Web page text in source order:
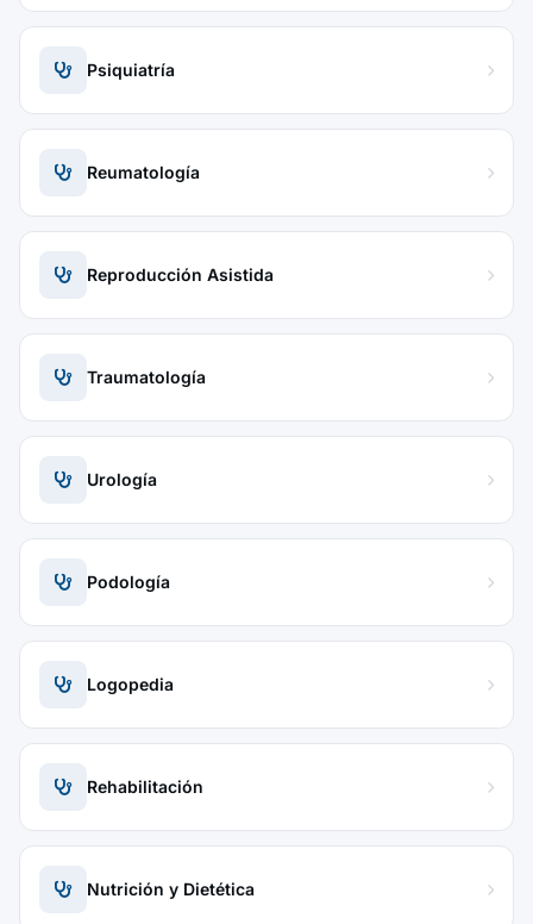
Psiquiatría
Reumatología
Reproducción Asistida
Traumatología
Urología
Podología
Logopedia
Rehabilitación
Nutrición y Dietética